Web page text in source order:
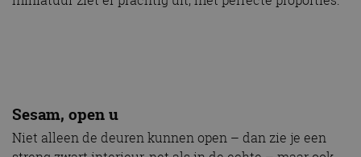
Sesam, open u
Niet alleen de deuren kunnen open – dan zie je een